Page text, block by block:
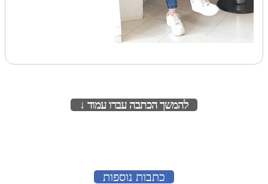
להמשך הכתבה עברו עמוד ↓
כתבות נוספות